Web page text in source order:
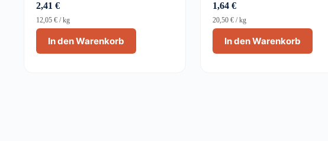
2,41 €
In den Warenkorb
12,05 € /kg
1,64€
In den Warenkorb
20,50€ /kg